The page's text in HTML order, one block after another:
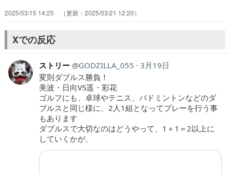
対遥&彩花。日向は1人で全部… プロを目指し勝利に拘るゴルフをす
こだわるようになった日向楽しさにこ… フウウウウウウ～～～わたし
は…萌豚のころ… 話のメイン的には遥とひなぴよのだったけど…
2025/03/15 14:25 2025/03/21 12:20
Xでの反応
ストリー GODZILLA_055
3月19日
変則ダブルス勝負！
美波・日向VS遥・彩花
ゴルフにも、卓球やテニス、バドミントンなどのダ
ブルスと同じ様に、2人1組となってプレーを行う事
もあります
ダブルスで大切なのはどうやって、1＋1＝2以上に
していくかが、